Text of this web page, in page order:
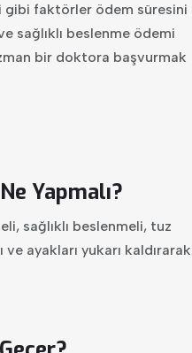
gibi faktörler ödem süresini
sağlıklı beslenme ödemi
bir doktora başvurmak
Yapmalı?
sağlıklı beslenmeli, tuz
ayakları yukarı kaldırarak